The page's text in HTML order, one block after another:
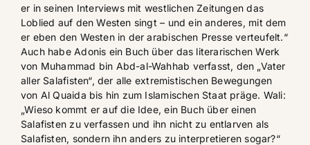
er in seinen Interviews mit westlichen Zeitungen das
Loblied auf den Westen singt – und ein anderes, mit dem
er eben den Westen in der arabischen Presse verteufelt.“
Auch habe Adonis ein Buch über das literarischen Werk
von Muhammad bin Abd-al-Wahhab verfasst, den „Vater
aller Salafisten“, der alle extremistischen Bewegungen
von Al Quaida bis hin zum Islamischen Staat präge. Wali:
„Wieso kommt er auf die Idee, ein Buch über einen
Salafisten zu verfassen und ihn nicht zu entlarven als
Salafisten, sondern ihn anders zu interpretieren sogar?“